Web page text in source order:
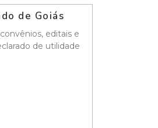
de Goiás
editais e
de utilidade